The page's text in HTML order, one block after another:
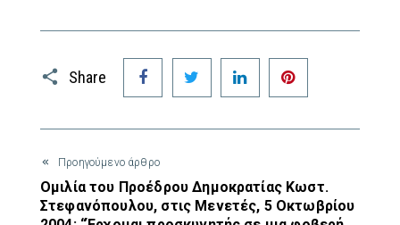
Share
Facebook Twitter LinkedIn
Προηγούμενο άρθρο
Ομιλία του Προέδρου Δημοκρατίας Κωστ.
Στεφανόπουλου, στις Μενετές, 5 Οκτωβρίου